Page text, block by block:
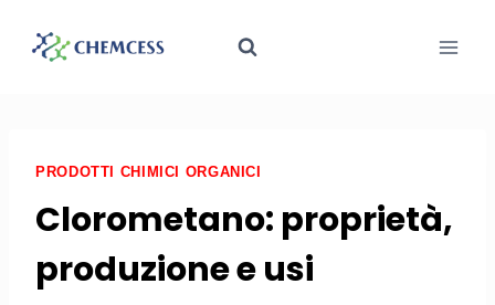
PRODOTTI CHIMICI ORGANICI
Clorometano: proprietà,
produzione e usi